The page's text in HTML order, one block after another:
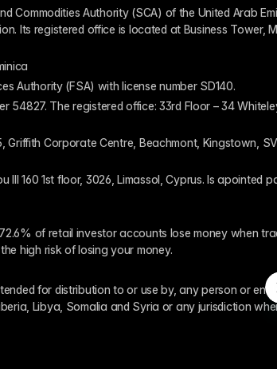
Commodities Authority (SCA) of the United Arab
Its registered office is located at Business Tower,
Authority (FSA) with license number SD140.
The registered office: 33rd Floor – 34
Griffith Corporate Centre, Beachmont, Kingstown,
160 1st floor, 3026, Limassol, Cyprus. Is apointed
of retail investor accounts lose money when
high risk of losing your money.
for distribution to or use by, any person or
Libya, Somalia and Syria or any jurisdiction